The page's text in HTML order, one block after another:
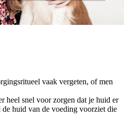
vaak vergeten, of men
heel snel voor zorgen dat je huid er
huid van de voeding voorziet die